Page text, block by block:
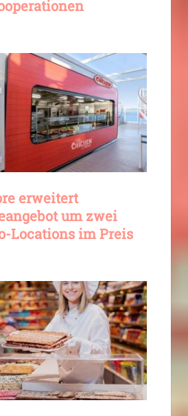
erweitert
um zwei
Locations im Preis